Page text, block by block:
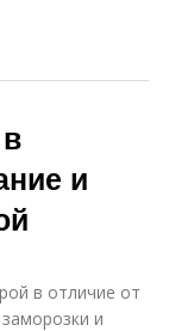
и
в отличие от
и